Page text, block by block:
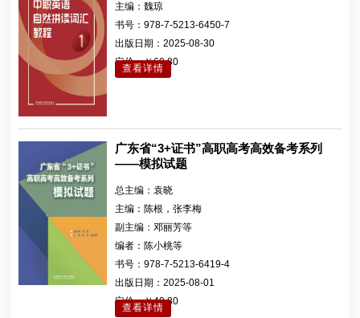
主编：魏琼
书号：978-7-5213-6450-7
出版日期：2025-08-30
定价：￥69.80
查看详情
广东省“3+证书”高职高考高效备考系列
——模拟试题
总主编：袁晓
主编： 陈根，张李梅
副主编：邓丽芳等
编者： 陈小桃等
书号：978-7-5213-6419-4
出版日期：2025-08-01
定价：￥49.80
查看详情